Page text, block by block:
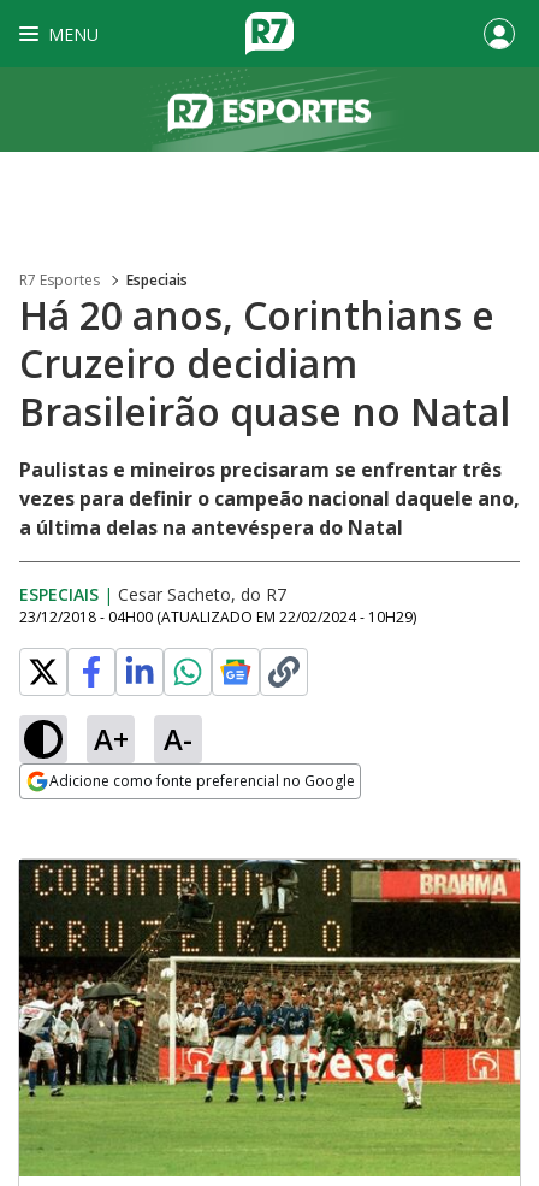
MENU
R7 Esportes Especiais
Há 20 anos, Corinthians e
Cruzeiro decidiam
Brasileirão quase no Natal
Paulistas e mineiros precisaram se enfrentar três
vezes para definir o campeão nacional daquele ano,
a última delas na antevéspera do Natal
ESPECIAIS | Cesar Sacheto, do R7
23/12/2018 - 04H00 (ATUALIZADO EM 22/02/2024 - 10H29)
A+ A-
Adicione como fonte preferencial no Google